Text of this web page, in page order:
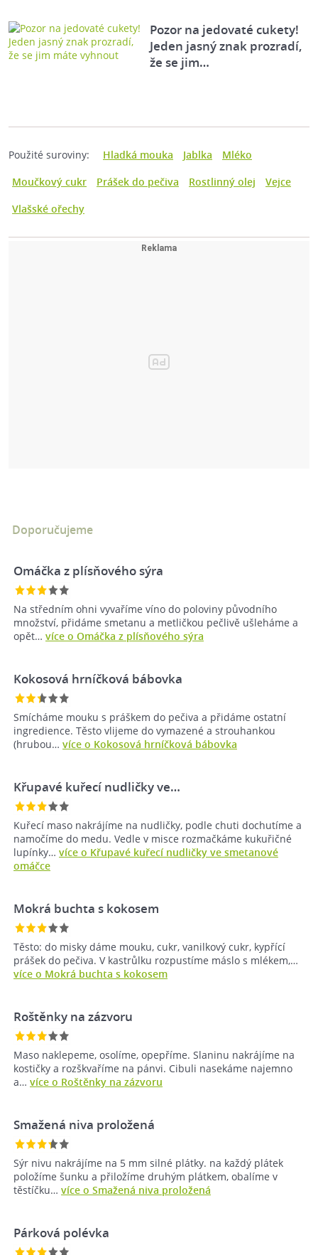
Pozor na jedovaté cukety!
Jeden jasný znak prozradí,
že se jim…
Použité suroviny: Hladká mouka Jablka
Mléko
Moučkový cukr
Prášek do pečiva Rostlinný olej
Vejce
Vlašské ořechy
Doporučujeme
Omáčka z plísňového sýra
Na středním ohni vyvaříme víno do poloviny původního
množství, přidáme smetanu a metličkou pečlivě ušleháme a
opět… více o Omáčka z plísňového sýra
Kokosová hrníčková bábovka
Smícháme mouku s práškem do pečiva a přidáme ostatní
ingredience. Těsto vlijeme do vymazené a strouhankou
(hrubou… více o Kokosová hrníčková bábovka
Křupavé kuřecí nudličky ve…
Kuřecí maso nakrájíme na nudličky, podle chuti dochutíme a
namočíme do medu. Vedle v misce rozmačkáme kukuřičné
lupínky… více o Křupavé kuřecí nudličky ve smetanové
omáčce
Mokrá buchta s kokosem
Těsto: do misky dáme mouku, cukr, vanilkový cukr, kypřící
prášek do pečiva. V kastrůlku rozpustíme máslo s mlékem,…
více o Mokrá buchta s kokosem
Roštěnky na zázvoru
Maso naklepeme, osolíme, opepříme. Slaninu nakrájíme na
kostičky a rozškvaříme na pánvi. Cibuli nasekáme najemno
a… více o Roštěnky na zázvoru
Smažená niva proložená
Sýr nivu nakrájíme na 5 mm silné plátky. na každý plátek
položíme šunku a přiložíme druhým plátkem, obalíme v
těstíčku… více o Smažená niva proložená
Párková polévka